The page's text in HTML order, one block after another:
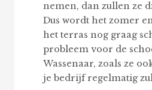
nemen, dan zullen ze
Dus wordt het zomer
het terras nog graag
probleem voor de
Wassenaar, zoals ze
je bedrijf regelmatig